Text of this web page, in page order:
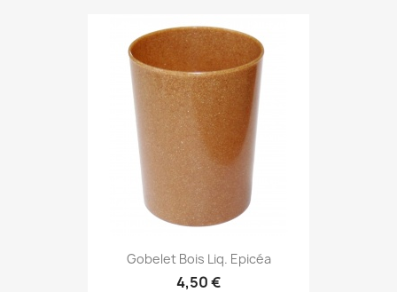
Gobelet Bois Liq. Epicéa
4,50 €